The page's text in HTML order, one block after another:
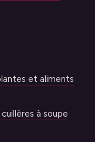
et aliments
à soupe